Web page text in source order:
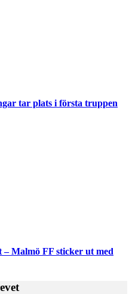
tar plats i första truppen
Malmö FF sticker ut med